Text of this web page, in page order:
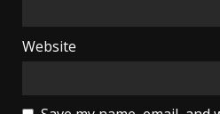
Website